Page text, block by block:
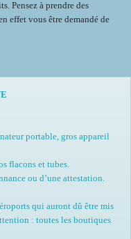
Pensez à prendre des
effet vous être demandé de
portable, gros appareil
flacons et tubes.
ou d’une attestation.
qui auront dû être mis
: toutes les boutiques